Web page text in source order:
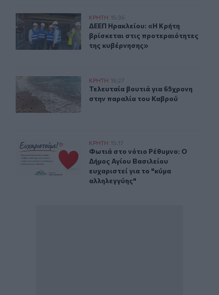
ΔΕΕΠ Ηρακλείου: «Η Κρήτη βρίσκεται στις
ΚΡΗΤΗ 15:36
ΔΕΕΠ Ηρακλείου: «Η Κρήτη
ΔΕΕΠ Ηρακλείου: «Η Κρήτη
βρίσκεται στις προτεραιότητες
της κυβέρνησης»
Τελευταία βουτιά για 65χρονη στην παραλία του
ΚΡΗΤΗ 15:27
Τελευταία βουτιά για 65χρονη
Τελευταία βουτιά για 65χρονη
στην παραλία του Καβρού
Φωτιά στο νότιο Ρέθυμνο: Ο Δήμος Αγίου Βασιλείου
ΚΡΗΤΗ 15:17
Φωτιά στο νότιο Ρέθυμνο: Ο Δήμος
Φωτιά στο νότιο Ρέθυμνο: Ο
Δήμος Αγίου Βασιλείου
ευχαριστεί για το "κύμα
αλληλεγγύης"